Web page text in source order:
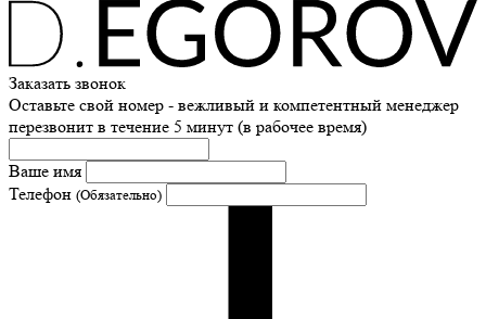
Заказать звонок
Оставьте свой номер - вежливый и компетентный менеджер
перезвонит в течение 5 минут (в рабочее время)
Ваше имя
Телефон (Обязательно)